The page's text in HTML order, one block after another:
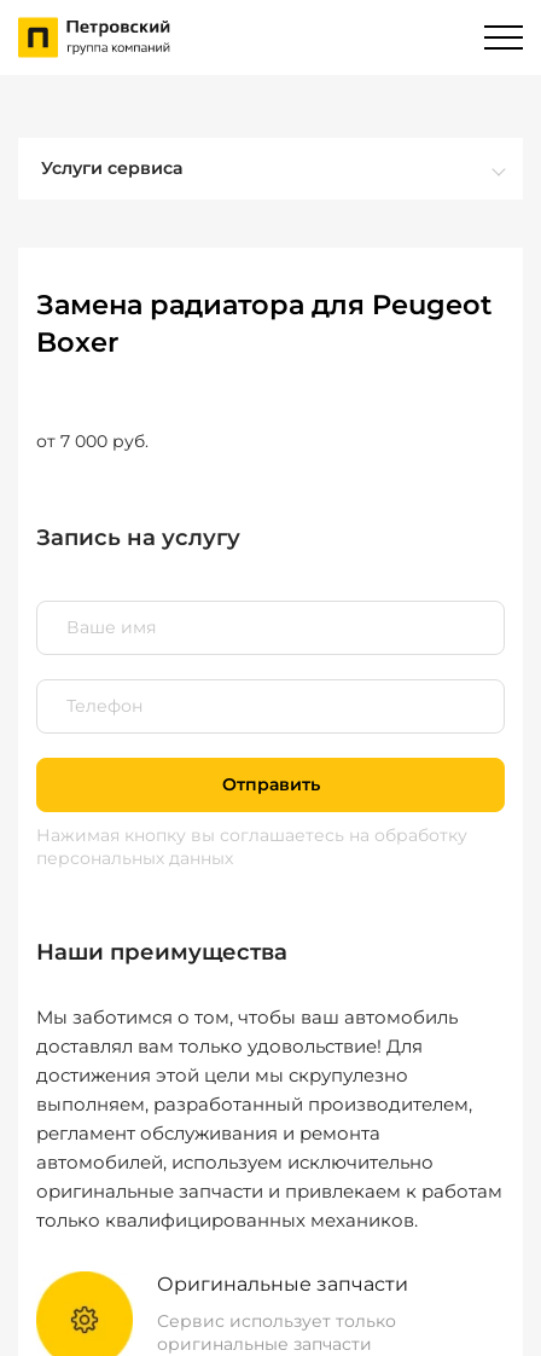
Услуги сервиса
Замена радиатора для Peugeot
Boxer
от 7 000 руб.
Запись на услугу
Отправить
Нажимая кнопку вы соглашаетесь на обработку
персональных данных
Наши преимущества
Мы заботимся о том, чтобы ваш автомобиль
доставлял вам только удовольствие! Для
достижения этой цели мы скрупулезно
выполняем, разработанный производителем,
регламент обслуживания и ремонта
автомобилей, используем исключительно
оригинальные запчасти и привлекаем к работам
только квалифицированных механиков.
Оригинальные запчасти
Сервис использует только
оригинальные запчасти